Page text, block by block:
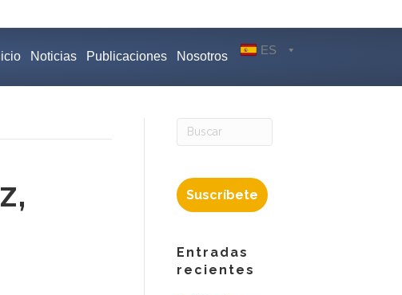
Noticias Publicaciones Nosotros ES
Suscríbete
Entradas
recientes